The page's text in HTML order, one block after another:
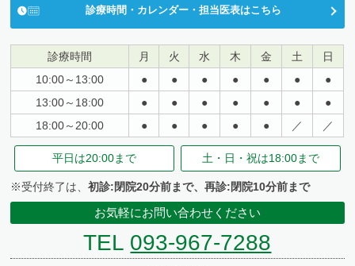
診療時間・カレンダー・担当医表はこちら
診療時間 月 火 水 木 金 土
日
10:00～13:00
● ● ● ● ● ●
●
13:00～18:00
● ● ● ● ● ●
●
18:00～20:00
● ● ● ● ● ／ ／
平日は20:00まで 土・日・祝は18:00まで
※受付終了は、初診:閉院20分前まで、再診:閉院10分前まで
お気軽にお問い合わせください
TEL 093-967-7288